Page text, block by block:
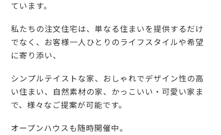
ています。
私たちの注文住宅は、単なる住まいを提供するだけ
でなく、お客様一人ひとりのライフスタイルや希望
に寄り添い、
シンプルテイストな家、おしゃれでデザイン性の高
い住まい、自然素材の家、かっこいい・可愛い家ま
で、様々なご提案が可能です。
オープンハウスも随時開催中。